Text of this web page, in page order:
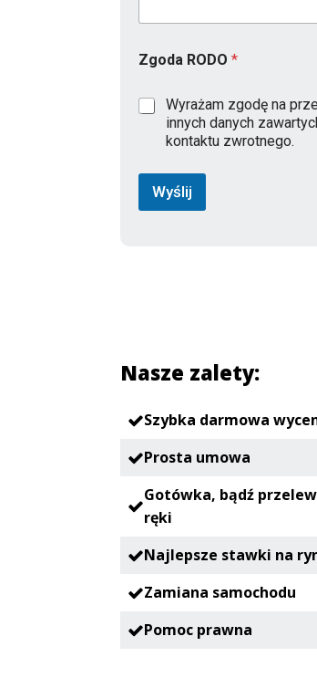
u
s
k
e
(
Zgoda RODO *
Wyrażam zgodę na
innych danych
kontaktu zwrotnego.
Wyślij
Nasze zalety:
Szybka darmowa
Prosta umowa
Gotówka, bądź
ręki
Najlepsze stawki na
Zamiana samochodu
Pomoc prawna